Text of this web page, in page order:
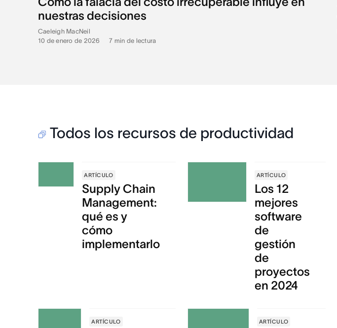
nuestras decisiones
Caeleigh MacNeil
10 de enero de 2026
7 min de lectura
Todos los recursos de productividad
ARTÍCULO
Supply Chain
Management:
qué es y
cómo
implementarlo
ARTÍCULO
Los 12
mejores
software
de
gestión
de
proyectos
en 2024
ARTÍCULO ARTÍCULO